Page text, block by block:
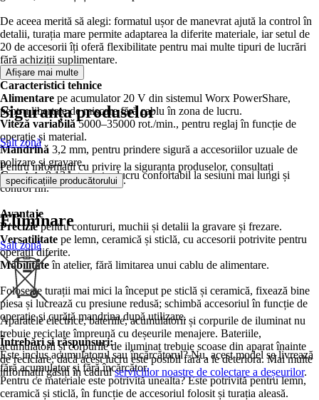
De aceea merită să alegi: formatul ușor de manevrat ajută la control în
detalii, turația mare permite adaptarea la diferite materiale, iar setul de
20 de accesorii îți oferă flexibilitate pentru mai multe tipuri de lucrări
fără achiziții suplimentare.
Caracteristici tehnice
Alimentare pe acumulator 20 V din sistemul Worx PowerShare,
pentru libertate de mișcare fără cablu în zona de lucru.
Viteză variabilă5000–35000 rot./min., pentru reglaj în funcție de
operație și material.
Mandrină 3,2 mm, pentru prindere sigură a accesoriilor uzuale de
polizare și gravare.
Greutate0,13 kg, pentru lucru confortabil la sesiuni mai lungi și
control fin.
Avantaje
Preciziepentru contururi, muchii și detalii la gravare și frezare.
Versatilitate pe lemn, ceramică și sticlă, cu accesorii potrivite pentru
operații diferite.
Mobilitateîn atelier, fără limitarea unui cablu de alimentare.
Folosește turații mai mici la început pe sticlă și ceramică, fixează bine
piesa și lucrează cu presiune redusă; schimbă accesoriul în funcție de
operație și curăță mandrina după utilizare.
Întrebări și răspunsuri:
Este inclus acumulatorul sau încărcătorul? Nu, acest model se livrează
fără acumulator și fără încărcător.
Pentru ce materiale este potrivită unealta? Este potrivită pentru lemn,
ceramică și sticlă, în funcție de accesoriul folosit și turația aleasă.
Afișare mai multe
Siguranța produselor
Salt zonă
Pentru informații cu privire la siguranța produselor, consultați
specificațiile producătorului .
Eliminare
Salt zonă
Aparatele electrice, bateriile, acumulatorii și corpurile de iluminat nu
trebuie reciclate împreună cu deșeurile menajere. Bateriile,
acumulatorii și corpurile de iluminat trebuie scoase din aparat înainte
de reciclare, dacă acest lucru este posibil fără a le deteriora. Mai multe
informații găsiți în cadrulserviciilor noastre de colectare a deșeurilor.